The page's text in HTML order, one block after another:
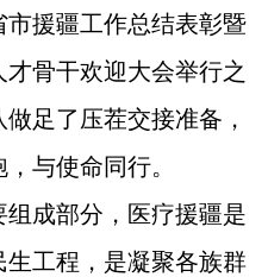
援疆工作总结表彰暨
骨干欢迎大会举行之
足了压茬交接准备，
与使命同行。
成部分，医疗援疆是
工程，是凝聚各族群